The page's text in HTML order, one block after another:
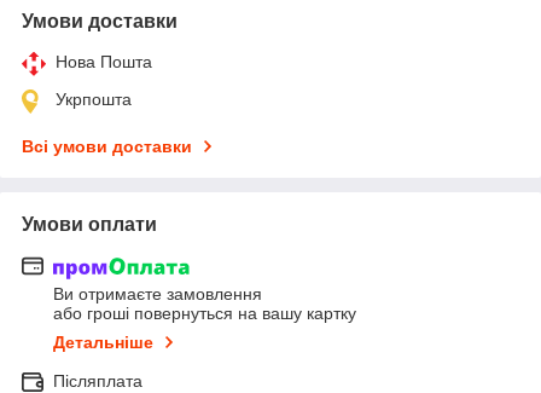
Умови доставки
Нова Пошта
Укрпошта
Всі умови доставки
Умови оплати
Ви отримаєте замовлення
або гроші повернуться на вашу картку
Детальніше
Післяплата